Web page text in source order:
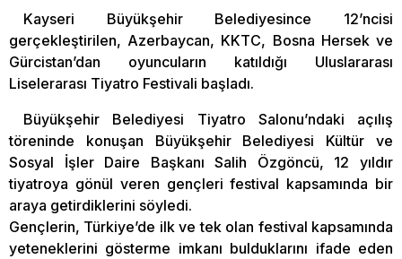
Kayseri Büyükşehir Belediyesince 12’ncisi
gerçekleştirilen, Azerbaycan, KKTC, Bosna Hersek ve
Gürcistan’dan oyuncuların katıldığı Uluslararası
Liselerarası Tiyatro Festivali başladı.
Büyükşehir Belediyesi Tiyatro Salonu’ndaki açılış
töreninde konuşan Büyükşehir Belediyesi Kültür ve
Sosyal İşler Daire Başkanı Salih Özgöncü, 12 yıldır
tiyatroya gönül veren gençleri festival kapsamında bir
araya getirdiklerini söyledi.
Gençlerin, Türkiye’de ilk ve tek olan festival kapsamında
yeteneklerini gösterme imkanı bulduklarını ifade eden